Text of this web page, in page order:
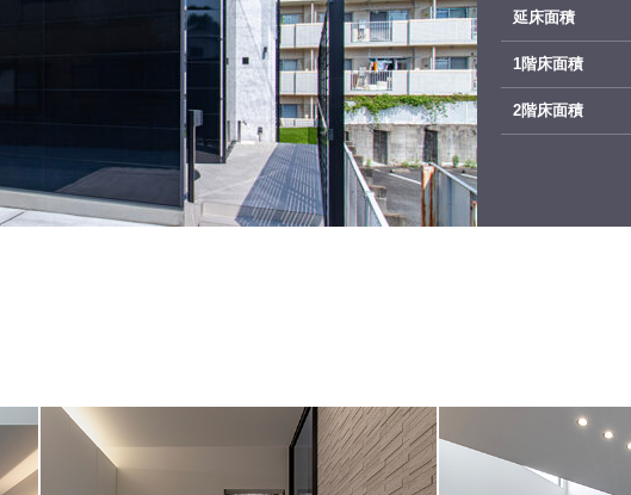
延床面積
1階床面積
2階床面積